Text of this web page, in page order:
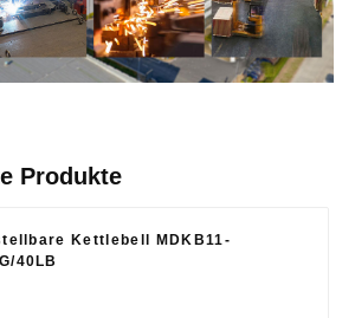
Produkte
Kettlebell MDKB11-
40LB